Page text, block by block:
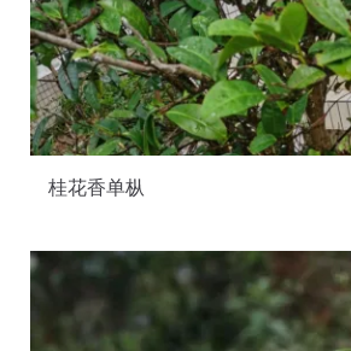
桂花香单枞